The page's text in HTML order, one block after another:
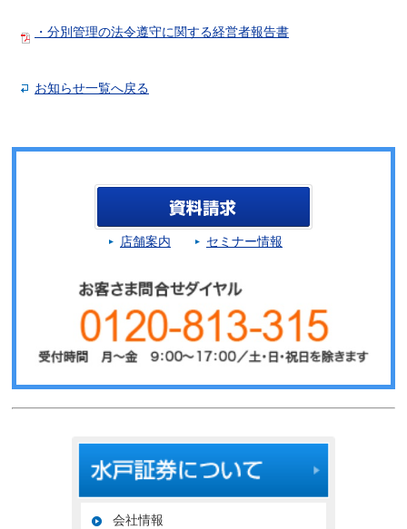
・分別管理の法令遵守に関する経営者報告書
お知らせ一覧へ戻る
店舗案内 セミナー情報
会社情報